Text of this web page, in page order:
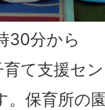
30分から
て支援セ
。保育所の